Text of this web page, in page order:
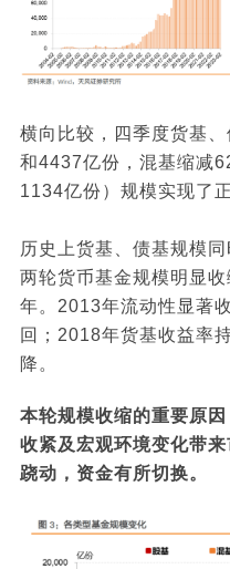
横向比较，四季度货基
和4437亿份，混基缩减
1134亿份）规模实现了正
历史上货基、债基规模
两轮货币基金规模明显
年。2013年流动性显著
回；2018年货基收益率
降。
本轮规模收缩的重要原
收紧及宏观环境变化带
跷动，资金有所切换。